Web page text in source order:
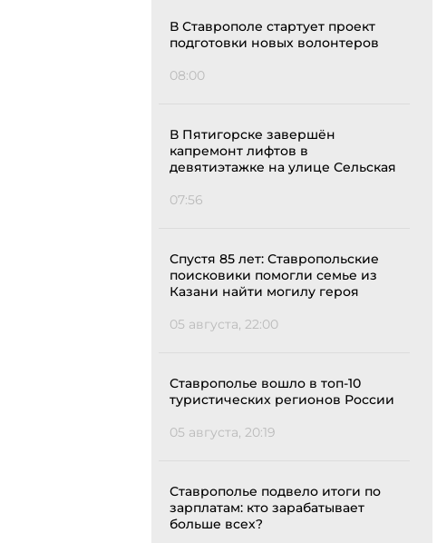
В Ставрополе стартует проект
подготовки новых волонтеров
08:00
В Пятигорске завершён
капремонт лифтов в
девятиэтажке на улице Сельская
07:56
Спустя 85 лет: Ставропольские
поисковики помогли семье из
Казани найти могилу героя
05 августа, 22:00
Ставрополье вошло в топ-10
туристических регионов России
05 августа, 20:19
Ставрополье подвело итоги по
зарплатам: кто зарабатывает
больше всех?